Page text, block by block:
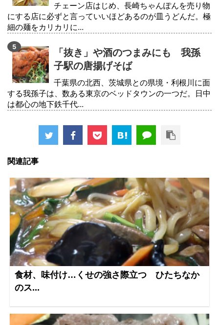
チェーン店はじめ、長崎ちゃんぽんを売り物
にする店に必ずと言っていいほどあるのが皿うどんだ。極
細の麺をカリカリに...
「抜き」や酒のつまみにも 我孫
子駅の唐揚げそば
千葉県の北西、茨城県との県境・利根川に面
する我孫子は、数ある東京のベッドタウンの一つだ。日中
は都心の地下鉄千代...
関連記事
食材、味付け…くせの強さ際立つ ひたちなか
のス...